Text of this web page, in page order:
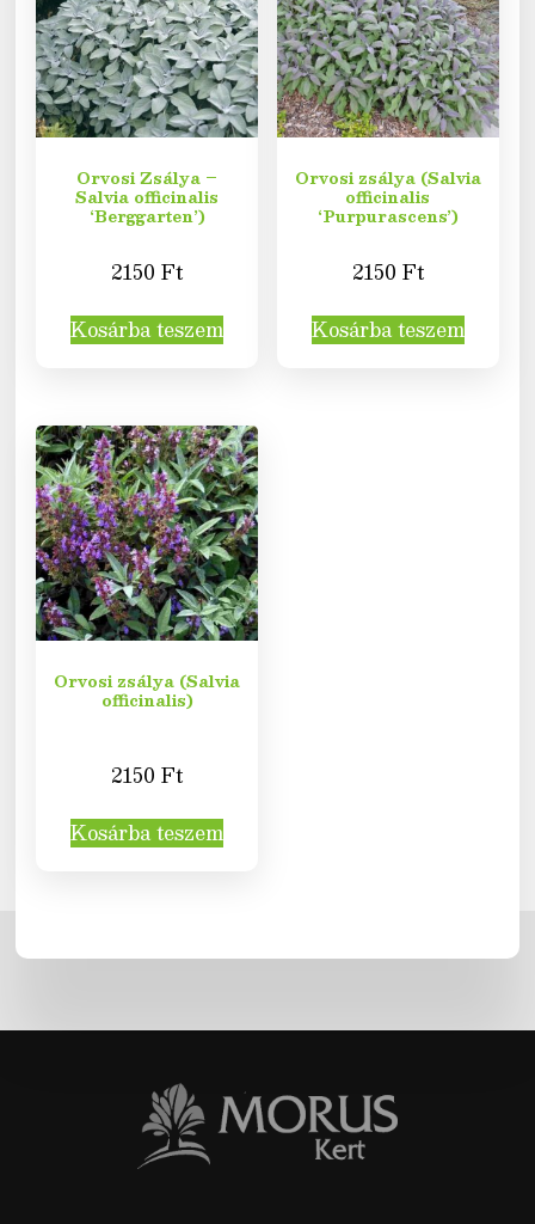
Orvosi Zsálya –
Salvia officinalis
‘Berggarten’)
2150Ft
Kosárba teszem
Orvosi zsálya (Salvia
officinalis
‘Purpurascens’)
2150 Ft
Kosárba teszem
Orvosi zsálya (Salvia
officinalis)
2150Ft
Kosárba teszem